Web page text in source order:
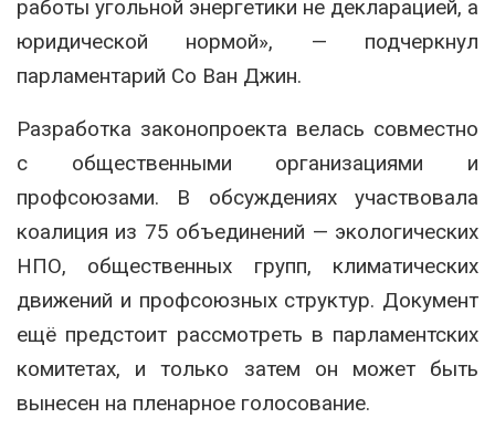
работы угольной энергетики не декларацией, а
юридической нормой», — подчеркнул
парламентарий Со Ван Джин.
Разработка законопроекта велась совместно
с общественными организациями и
профсоюзами. В обсуждениях участвовала
коалиция из 75 объединений — экологических
НПО, общественных групп, климатических
движений и профсоюзных структур. Документ
ещё предстоит рассмотреть в парламентских
комитетах, и только затем он может быть
вынесен на пленарное голосование.